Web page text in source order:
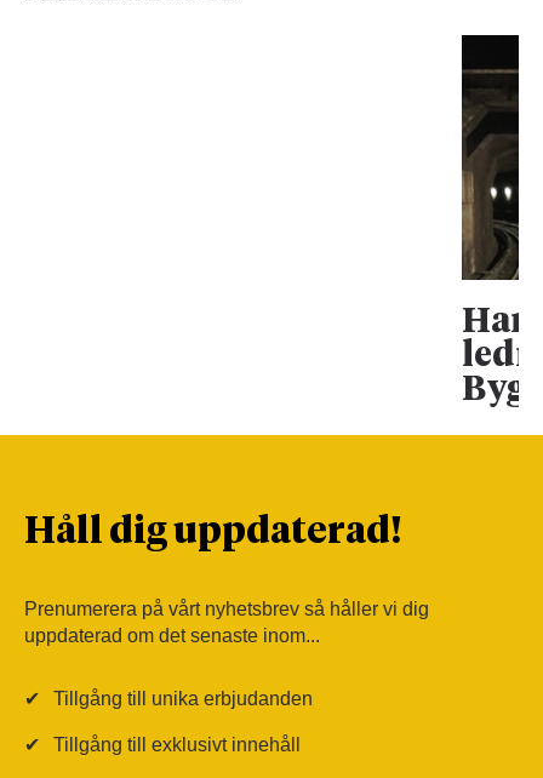
Han
Håll dig uppdaterad!
Prenumerera på vårt nyhetsbrev så håller vi dig
uppdaterad om det senaste inom...
✔ Tillgång till unika erbjudanden
✔ Tillgång till exklusivt innehåll